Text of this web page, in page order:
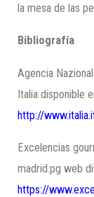
la mesa de las
Bibliografía
Agencia
Italia disponible
http://
Excelencias
madrid.pg web
https://